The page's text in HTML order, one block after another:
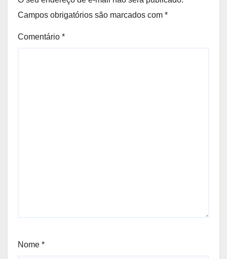
Campos obrigatórios são marcados com *
Comentário *
Nome *